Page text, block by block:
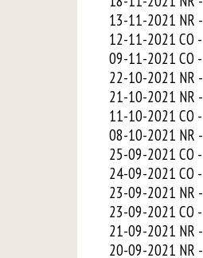
13-11-2021 NR -
12-11-2021 CO -
09-11-2021 CO -
22-10-2021 NR -
21-10-2021 NR -
11-10-2021 CO -
08-10-2021 NR -
25-09-2021 CO -
24-09-2021 CO -
23-09-2021 NR -
23-09-2021 CO -
21-09-2021 NR -
20-09-2021 NR -